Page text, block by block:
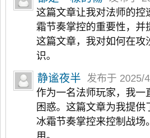
这篇文章让我对法师的
霜节奏掌控的重要性，
这篇文章，我对如何在
识。
静谧夜半 发布于 2025/
作为一名法师玩家，我
困惑。这篇文章为我提
冰霜节奏掌控来控制战